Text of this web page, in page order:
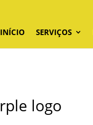
INÍCIO SERVIÇOS
logo